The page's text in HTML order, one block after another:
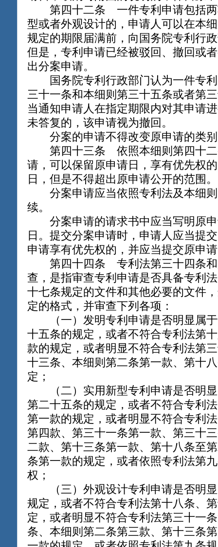
第四十二条 一件专利申请包括两
型或者外观设计的，申请人可以在本
规定的期限届满前，向国务院专利行
但是，专利申请已经被驳回、撤回或
出分案申请。
国务院专利行政部门认为一件专利
三十一条和本细则第三十五条或者第
当通知申请人在指定期限内对其申请
未答复的，该申请视为撤回。
分案的申请不得改变原申请的类
第四十三条 依照本细则第四十二
请，可以保留原申请日，享有优先权
日，但是不得超出原申请公开的范围。
分案申请应当依照专利法及本细则
续。
分案申请的请求书中应当写明原申
日。提交分案申请时，申请人应当提
申请享有优先权的，并应当提交原申
第四十四条 专利法第三十四条和
查，是指审查专利申请是否具备专利
十七条规定的文件和其他必要的文件
定的格式，并审查下列各项：
（一）发明专利申请是否明显属于
十五条的规定，或者不符合专利法第
款的规定，或者明显不符合专利法第
十三条、本细则第二条第一款、第十
定；
（二）实用新型专利申请是否明显
第二十五条的规定，或者不符合专利
第一款的规定，或者明显不符合专利
第四款、第三十一条第一款、第三十
二款、第十三条第一款、第十八条至
条第一款的规定，或者依照专利法第
权；
（三）外观设计专利申请是否明显
规定，或者不符合专利法第十八条、
定，或者明显不符合专利法第三十一
条、本细则第二条第三款、第十三条